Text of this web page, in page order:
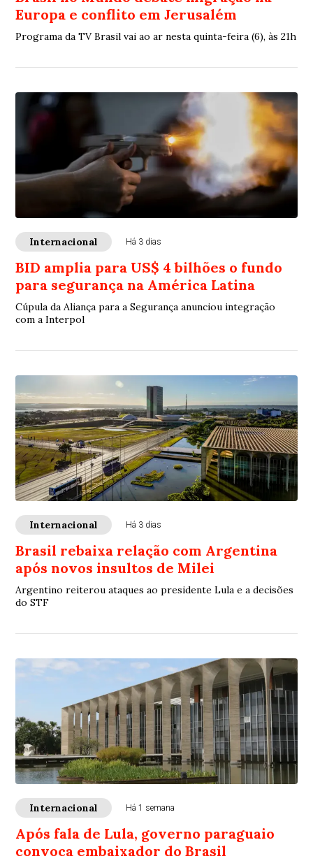
Europa e conflito em Jerusalém
Programa da TV Brasil vai ao ar nesta quinta-feira (6), às 21h
Internacional Há 3 dias
BID amplia para US$ 4 bilhões o fundo
para segurança na América Latina
Cúpula da Aliança para a Segurança anunciou integração
com a Interpol
Internacional Há 3 dias
Brasil rebaixa relação com Argentina
após novos insultos de Milei
Argentino reiterou ataques ao presidente Lula e a decisões
do STF
Internacional Há 1 semana
Após fala de Lula, governo paraguaio
convoca embaixador do Brasil